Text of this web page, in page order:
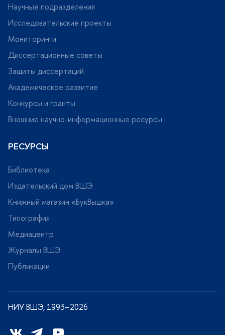
Научные подразделения
Исследовательские проекты
Мониторинги
Диссертационные советы
Защиты диссертаций
Академическое развитие
Конкурсы и гранты
нешние научно-информационные ресурсы
РЕСУРСЫ
Библиотека
Издательский дом ВШЭ
Книжный магазин «БукВышка»
Типография
Медиацентр
Журналы ВШЭ
Публикации
НИУ ВШЭ, 1993–2026